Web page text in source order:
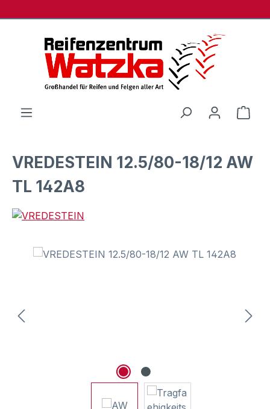
VREDESTEIN 12.5/80-18/12 AW
TL 142A8
Bildergalerie überspringen